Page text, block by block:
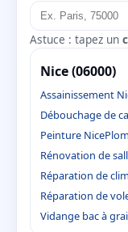
Astuce : tapez un
Nice (06000)
Assainissement
Débouchage de
Peinture Nice
Rénovation de
Réparation de
Réparation de
Vidange bac à